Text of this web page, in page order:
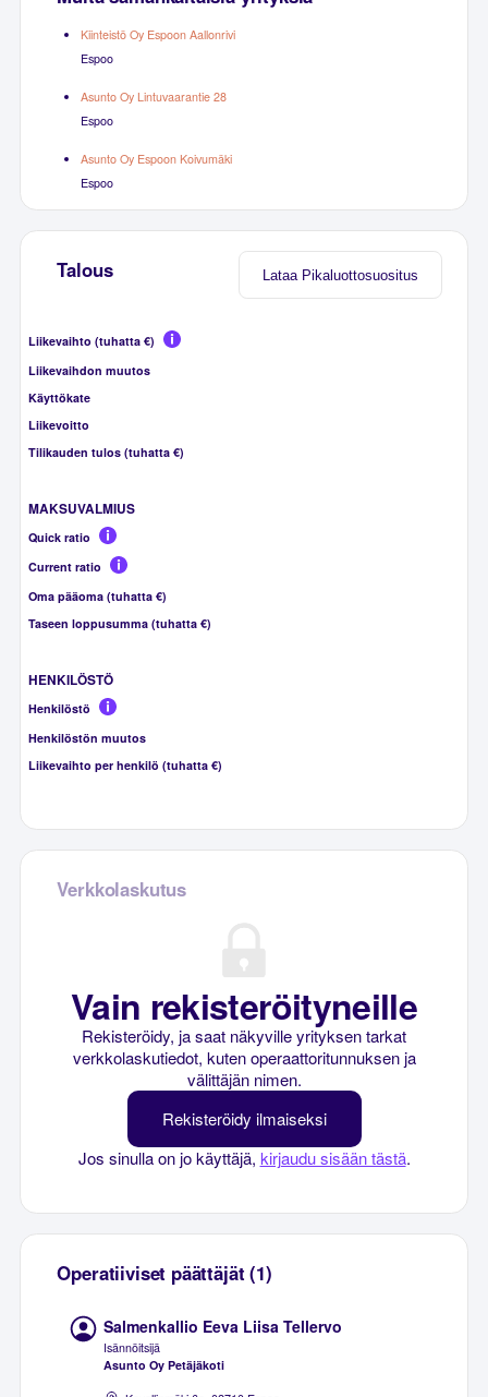
Kiinteistö Oy Espoon Aallonrivi
Espoo
Asunto Oy Lintuvaarantie 28
Espoo
Asunto Oy Espoon Koivumäki
Espoo
Lataa Pikaluottosuositus
Talous
Liikevaihto (tuhatta €)
Liikevaihdon muutos
Käyttökate
Liikevoitto
Tilikauden tulos (tuhatta €)
MAKSUVALMIUS
Quick ratio
Current ratio
Oma pääoma (tuhatta €)
Taseen loppusumma (tuhatta €)
HENKILÖSTÖ
Henkilöstö
Henkilöstön muutos
Liikevaihto per henkilö (tuhatta €)
Verkkolaskutus
Vain rekisteröityneille
Rekisteröidy, ja saat näkyville yrityksen tarkat
verkkolaskutiedot, kuten operaattoritunnuksen ja
välittäjän nimen.
Rekisteröidy ilmaiseksi
Jos sinulla on jo käyttäjä, kirjaudu sisään tästä.
Operatiiviset päättäjät (1)
Salmenkallio Eeva Liisa Tellervo
Isännöitsijä
Asunto Oy Petäjäkoti